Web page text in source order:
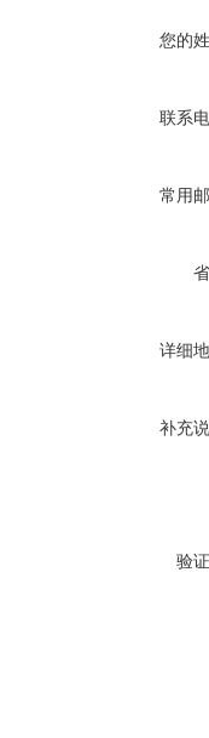
您的
联系
常用
详细
补充
验